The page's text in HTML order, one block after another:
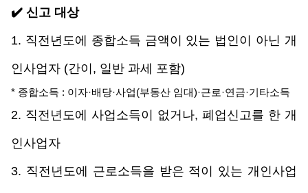
✔️ 신고 대상
1. 직전년도에 종합소득 금액이 있는 법인이 아닌 개
인사업자 (간이, 일반 과세 포함)
* 종합소득 : 이자·배당·사업(부동산 임대)·근로·연금·기타소득
2. 직전년도에 사업소득이 없거나, 폐업신고를 한 개
인사업자
3. 직전년도에 근로소득을 받은 적이 있는 개인사업